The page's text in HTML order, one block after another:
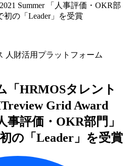
Summer 「人事評価・OKR部
の「Leader」を受賞
人財活用プラットフォーム
「HRMOSタレント
Grid Award
事評価・OKR部門」
の「Leader」を受賞